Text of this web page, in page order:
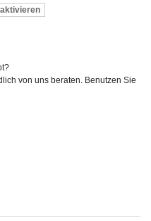
von uns beraten. Benutzen Sie